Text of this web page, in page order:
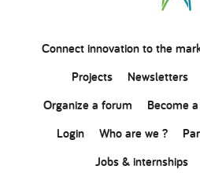
Connectinnovationto the
Projects
Newsletters
Organize a forum
Become
Login
Who are we ?
Jobs & internships